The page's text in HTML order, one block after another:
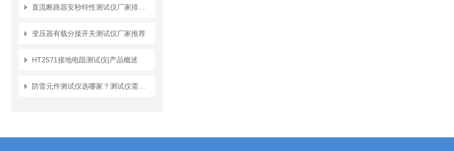
变压器有载分接开关测试仪厂家推荐
HT2571接地电阻测试仪|产品概述